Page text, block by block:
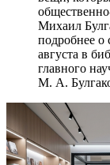
Михаил
подробнее о
августа в
главного
М. А.